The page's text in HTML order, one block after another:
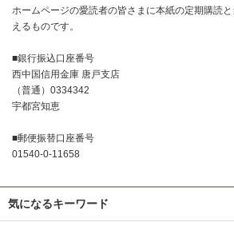
ホームページの愛読者の皆さまに本紙の定期購読
えるものです。
■銀行振込口座番号
西中国信用金庫 唐戸支店
（普通）0334342
宇都宮知恵
■郵便振替口座番号
01540-0-11658
気になるキーワード